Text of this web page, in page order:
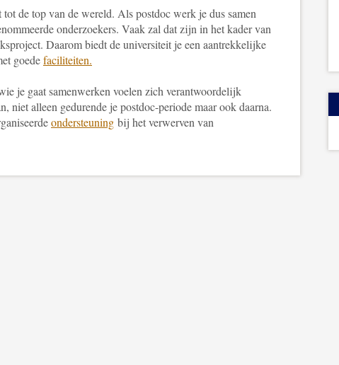
de top van de wereld. Als postdoc werk je dus samen
onderzoekers. Vaak zal dat zijn in het kader van
Daarom biedt de universiteit je een aantrekkelijke
goedefaciliteiten.
je gaat samenwerken voelen zich verantwoordelijk
niet alleen gedurende je postdoc-periode maar ook daarna.
ondersteuning bij het verwerven van